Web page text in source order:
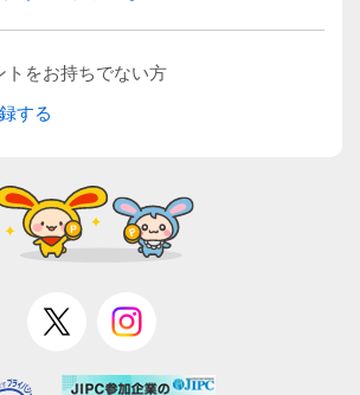
トをお持ちでない方
する